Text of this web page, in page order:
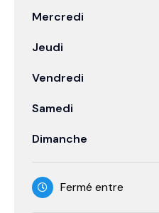
Mercredi
Jeudi
Vendredi
Samedi
Dimanche
Fermé entre